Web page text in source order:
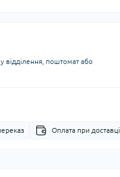
поштомат або
Оплата при доставці